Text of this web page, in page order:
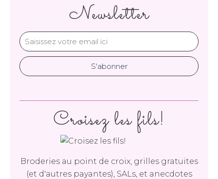
Newsletter
Croisez les fils!
Broderies au point de croix, grilles gratuites
(et d'autres payantes), SALs, et anecdotes